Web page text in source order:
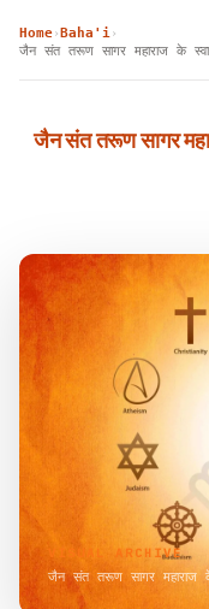
Home› Baha'i›
जैन संत तरूण सागर महाराज के
जैन संत तरूण सागर
VISUAL ARCHIVE
जैन संत तरूण सागर महाराज के